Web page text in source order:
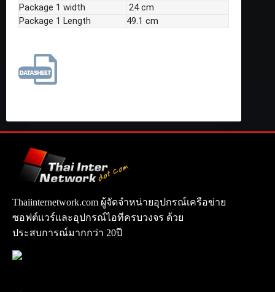
Package 1 width
24 cm
Package 1 Length
49.1 cm
Thaiinternetwork.com ผู้จัดจำหน่ายอุปกรณ์เครือข่าย
ซอฟต์แวร์และอุปกรณ์ไอทีครบวงจร ด้วย
ประสบการณ์มากกว่า 20ปี